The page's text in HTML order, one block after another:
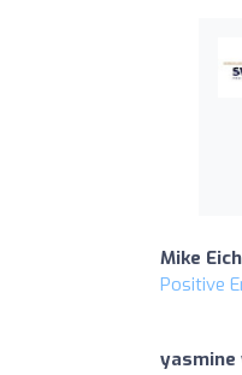
Mike
Positive
yasmine